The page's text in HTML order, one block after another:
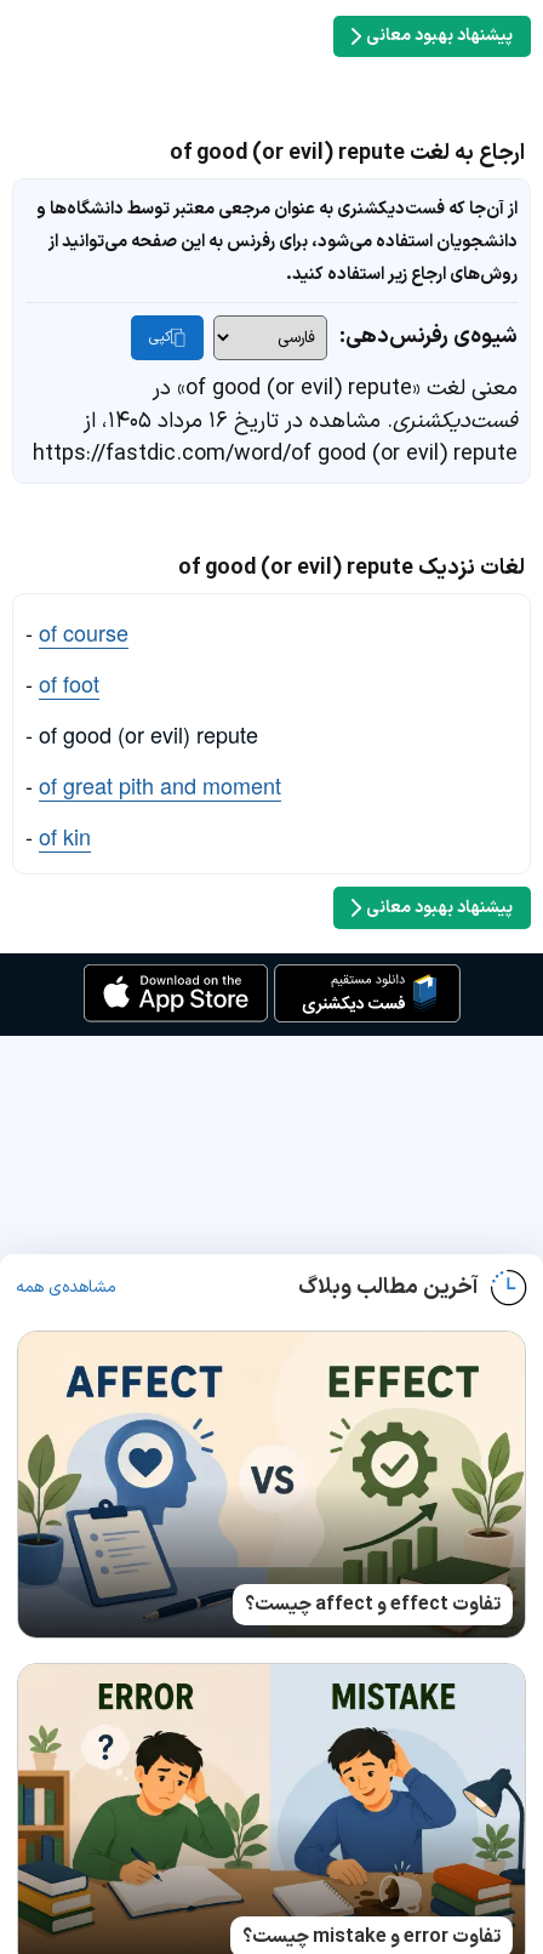
پیشنهاد بهبود معانی
ارجاع به لغت of good (or evil) repute
از آن‌جا که فست‌دیکشنری به عنوان مرجعی معتبر توسط دانشگاه‌ها و
دانشجویان استفاده می‌شود، برای رفرنس به این صفحه می‌توانید از
روش‌های ارجاع زیر استفاده کنید.
شیوه‌ی رفرنس‌دهی: کپی
معنی لغت «of good (or evil) repute» در
فست‌دیکشنری
. مشاهده در تاریخ ۱۶ مرداد ۱۴۰۵، از
https://fastdic.com/word/of good (or evil) repute
لغات نزدیک of good (or evil) repute
-of course
-of foot
- of good (or evil) repute
-of great pith and moment
-of kin
پیشنهاد بهبود معانی
آخرین مطالب وبلاگ مشاهده‌ی همه
تفاوت effect و affect چیست؟
تفاوت error و mistake چیست؟